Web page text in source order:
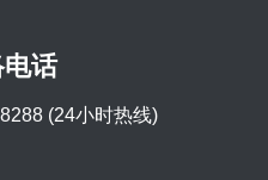
话
(24小时热线)